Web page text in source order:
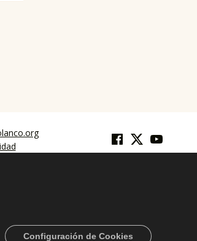
Facebook
TwitterYouTube
Configuración de Cookies